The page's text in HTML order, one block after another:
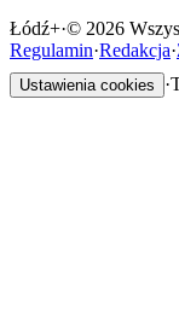
Łódź+·© 2026
Regulamin·Redakcja·
Ustawienia cookies ·